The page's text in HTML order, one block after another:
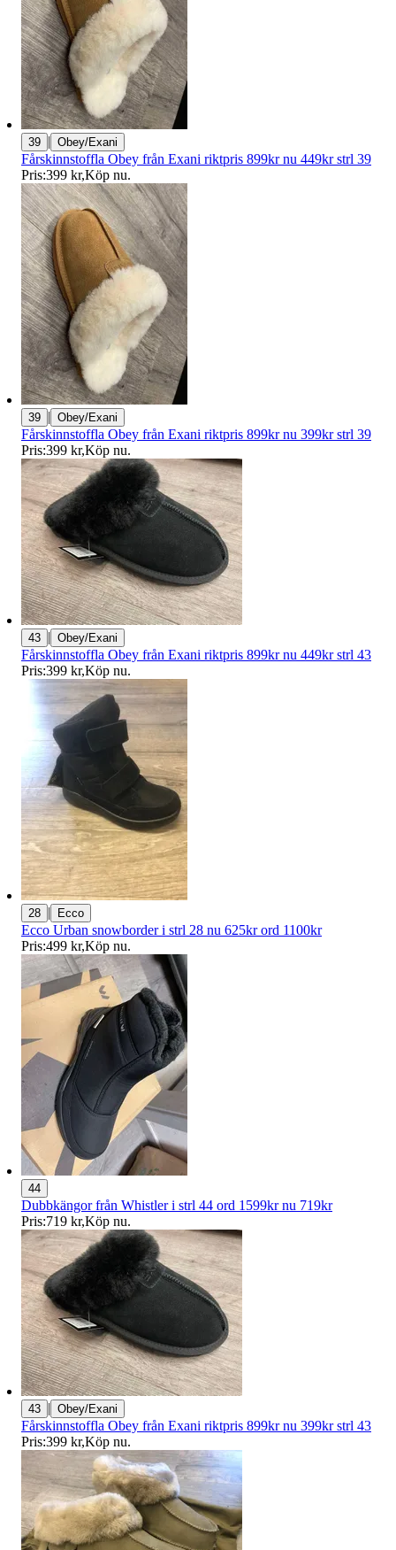
39 | Obey/Exani
Fårskinnstoffla Obey från Exani riktpris 899kr nu 449kr strl 39
Pris:399 kr,Köp nu.
39 | Obey/Exani
Fårskinnstoffla Obey från Exani riktpris 899kr nu 399kr strl 39
Pris:399 kr,Köp nu.
43 | Obey/Exani
Fårskinnstoffla Obey från Exani riktpris 899kr nu 449kr strl 43
Pris:399 kr,Köp nu.
28 | Ecco
Ecco Urban snowborder i strl 28 nu 625kr ord 1100kr
Pris:499 kr,Köp nu.
44
Dubbkängor från Whistler i strl 44 ord 1599kr nu 719kr
Pris:719 kr,Köp nu.
43 | Obey/Exani
Fårskinnstoffla Obey från Exani riktpris 899kr nu 399kr strl 43
Pris:399 kr,Köp nu.